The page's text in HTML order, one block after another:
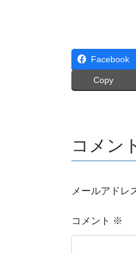
Facebook
Copy
コメン
メールアドレ
コメント ※